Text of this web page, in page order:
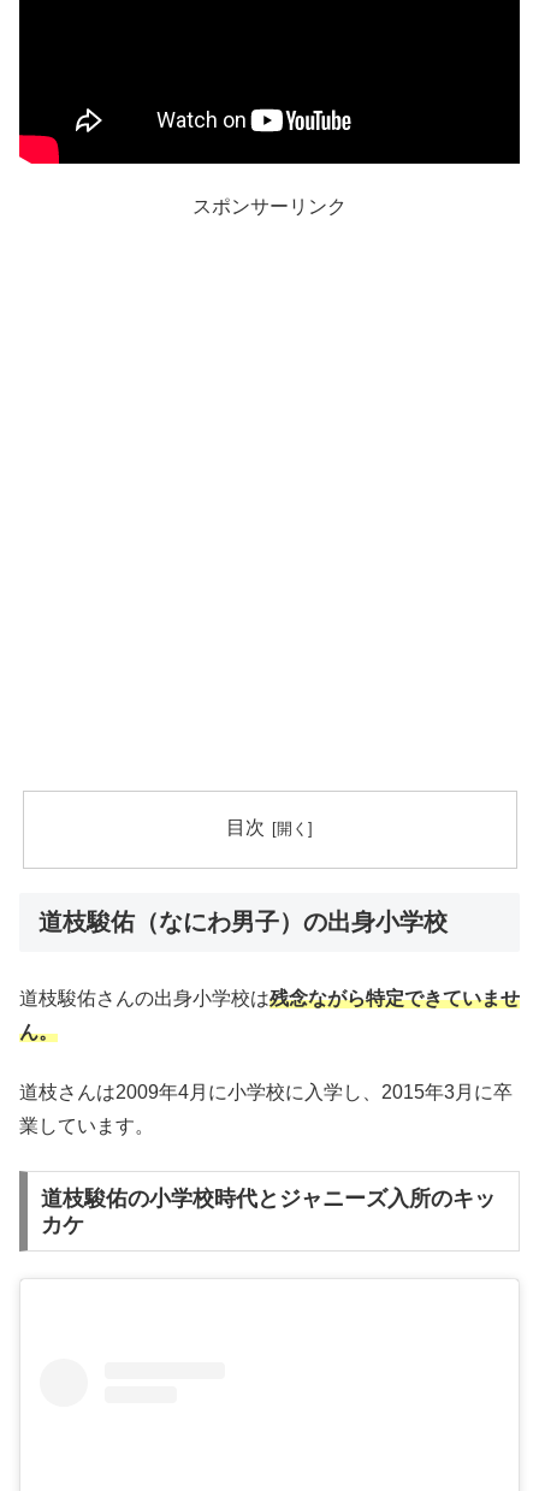
スポンサーリンク
目次
道枝駿佑（なにわ男子）の出身小学校
道枝駿佑さんの出身小学校は残念ながら特定できていませ
ん。
道枝さんは2009年4月に小学校に入学し、2015年3月に卒
業しています。
道枝駿佑の小学校時代とジャニーズ入所のキッ
カケ